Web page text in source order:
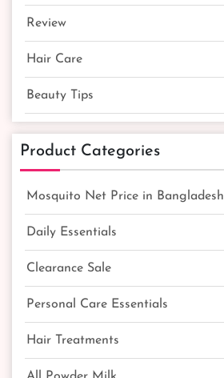
Review
Hair Care
Beauty Tips
Product Categories
Mosquito Net Price in Bangladesh
Daily Essentials
Clearance Sale
Personal Care Essentials
Hair Treatments